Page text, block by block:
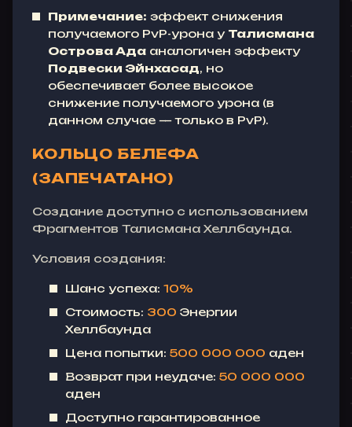
Примечание: эффект снижения
получаемого PvP-урона у Талисмана
Острова Ада аналогичен эффекту
Подвески Эйнхасад, но
обеспечивает более высокое
снижение получаемого урона (в
данном случае — только в PvP).
КОЛЬЦО БЕЛЕФА
(ЗАПЕЧАТАНО)
Создание доступно с использованием
Фрагментов Талисмана Хеллбаунда.
Условия создания:
Шанс успеха: 10%
Стоимость: 300 Энергии
Хеллбаунда
Цена попытки: 500 000 000 аден
Возврат при неудаче: 50 000 000
аден
Доступно гарантированное